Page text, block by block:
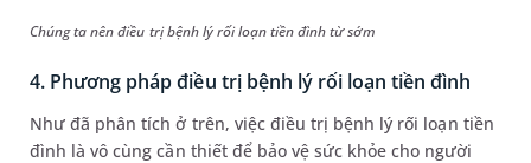
Chúng ta nên điều trị bệnh lý rối loạn tiền đình từ sớm
4. Phương pháp điều trị bệnh lý rối loạn tiền đình
Như đã phân tích ở trên, việc điều trị bệnh lý rối loạn tiền
đình là vô cùng cần thiết để bảo vệ sức khỏe cho người